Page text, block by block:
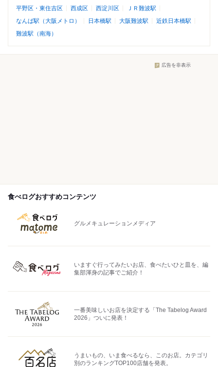
平野区・東住吉区
西成区 西淀川区
ＪＲ難波駅
なんば駅（大阪メトロ）
日本橋駅 大阪難波駅
近鉄日本橋駅
難波駅（南海）
広告を非表示
食べログおすすめコンテンツ
グルメキュレーションメディア
いますぐ行ってみたいお店、食べたいひと皿を、編
集部渾身の記事でご紹介！
一番美味しいお店を決定する「The Tabelog Award
2026」ついに発表！
うまいもの、いま食べるなら、このお店。カテゴリ
別のランキングTOP100店舗を発表。